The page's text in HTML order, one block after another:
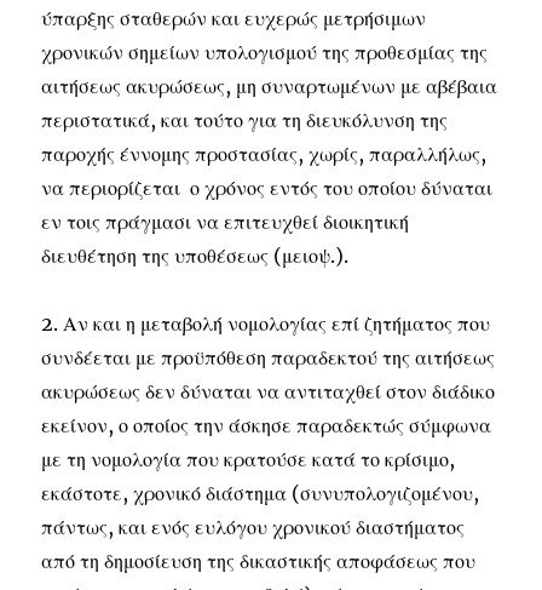
ύπαρξης σταθερών και ευχερώς μετρήσιμων
χρονικών σημείων υπολογισμού της προθεσμίας της
αιτήσεως ακυρώσεως, μη συναρτωμένων με αβέβαια
περιστατικά, και τούτο για τη διευκόλυνση της
παροχής έννομης προστασίας, χωρίς, παραλλήλως,
να περιορίζεται ο χρόνος εντός του οποίου δύναται
εν τοις πράγμασι να επιτευχθεί διοικητική
διευθέτηση της υποθέσεως (μειοψ.).
2. Αν και η μεταβολή νομολογίας επί ζητήματος που
συνδέεται με προϋπόθεση παραδεκτού της αιτήσεως
ακυρώσεως δεν δύναται να αντιταχθεί στον διάδικο
εκείνον, ο οποίος την άσκησε παραδεκτώς σύμφωνα
με τη νομολογία που κρατούσε κατά το κρίσιμο,
εκάστοτε, χρονικό διάστημα (συνυπολογιζομένου,
πάντως, και ενός ευλόγου χρονικού διαστήματος
από τη δημοσίευση της δικαστικής αποφάσεως που